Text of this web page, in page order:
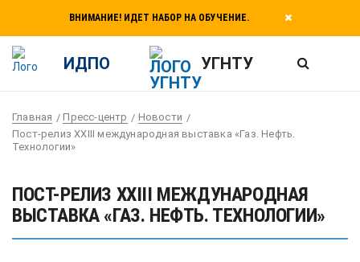
ВНИМАНИЕ! ИДЕТ НАБОР НА ОБУЧЕНИЕ.
ИДПО УГНТУ
Главная Пресс-центр
Новости
Пост-релиз XXIII международная выставка «Газ. Нефть.
Технологии»
ПОСТ-РЕЛИЗ XXIII МЕЖДУНАРОДНАЯ
ВЫСТАВКА «ГАЗ. НЕФТЬ. ТЕХНОЛОГИИ»